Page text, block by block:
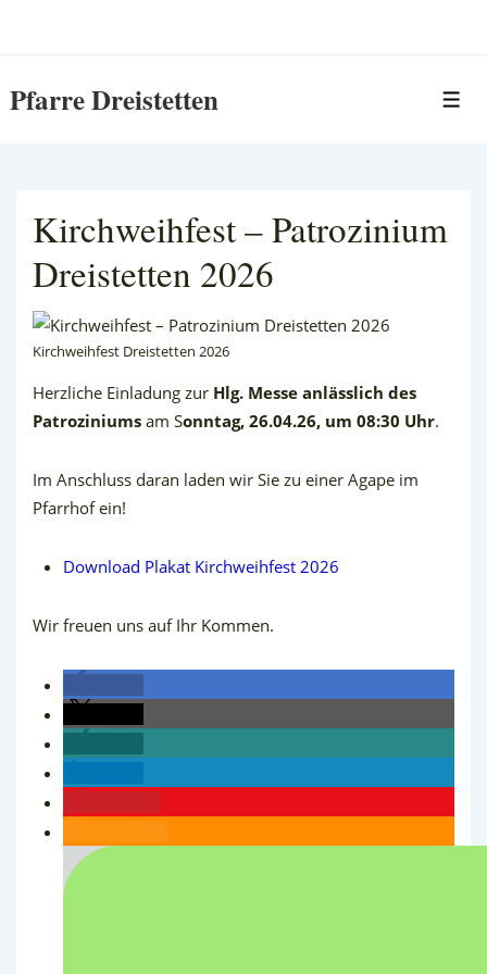
Pfarre Dreistetten
Kirchweihfest – Patrozinium
Dreistetten 2026
Kirchweihfest Dreistetten 2026
Herzliche Einladung zur Hlg. Messe anlässlich des
Patroziniums am Sonntag, 26.04.26, um 08:30 Uhr.
Im Anschluss daran laden wir Sie zu einer Agape im
Pfarrhof ein!
Download Plakat Kirchweihfest 2026
Wir freuen uns auf Ihr Kommen.